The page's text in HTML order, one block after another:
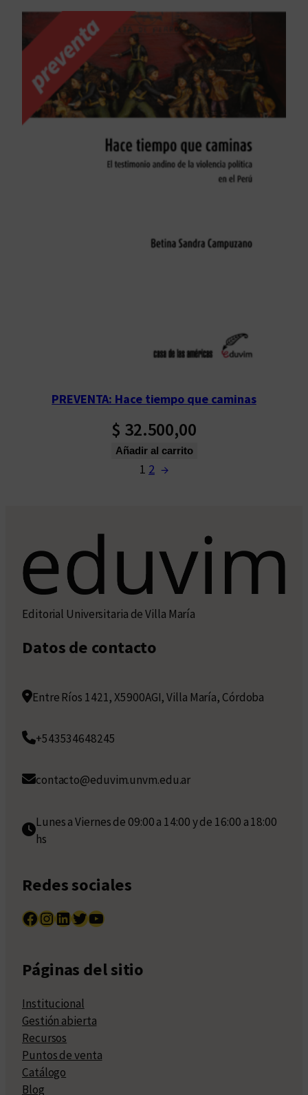
PREVENTA: Hace tiempo que caminas
$ 32.500,00
Añadir al carrito
1 2 →
Editorial Universitaria de Villa María
Datos de contacto
Entre Ríos 1421, X5900AGI, Villa María, Córdoba
+543534648245
contacto@eduvim.unvm.edu.ar
Lunes a Viernes de 09:00 a 14:00 y de 16:00 a 18:00
hs
Redes sociales
Facebook InstagramLinkedIn Twitter YouTube
Páginas del sitio
Institucional
Gestión abierta
Recursos
Puntos de venta
Catálogo
Blog